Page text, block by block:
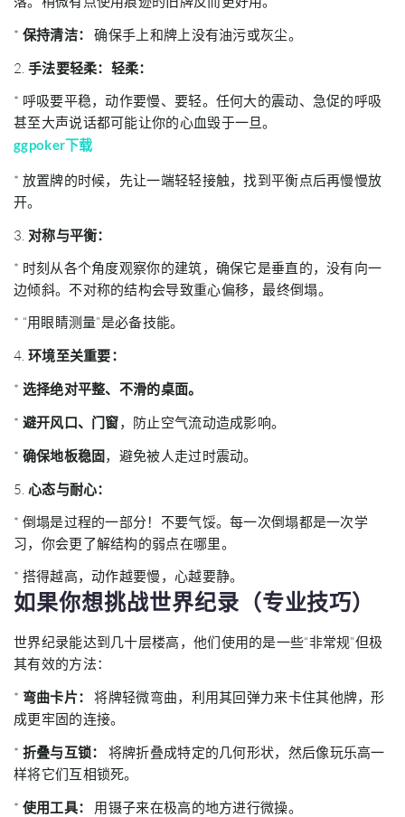
* 保持清洁：
确保手上和牌上没有油污或灰尘。
2. 手法要轻柔：轻柔：
* 呼吸要平稳，动作要慢、要轻。任何大的震动、急促的呼吸
甚至大声说话都可能让你的心血毁于一旦。
ggpoker下载
* 放置牌的时候，先让一端轻轻接触，找到平衡点后再慢慢放
开。
3. 对称与平衡：
* 时刻从各个角度观察你的建筑，确保它是垂直的，没有向一
边倾斜。不对称的结构会导致重心偏移，最终倒塌。
* “用眼睛测量”是必备技能。
4. 环境至关重要：
* 选择绝对平整、不滑的桌面。
* 避开风口、门窗，防止空气流动造成影响。
* 确保地板稳固，避免被人走过时震动。
5. 心态与耐心：
* 倒塌是过程的一部分！不要气馁。每一次倒塌都是一次学
习，你会更了解结构的弱点在哪里。
* 搭得越高，动作越要慢，心越要静。
如果你想挑战世界纪录（专业技巧）
世界纪录能达到几十层楼高，他们使用的是一些“非常规”但极
其有效的方法：
* 弯曲卡片：
将牌轻微弯曲，利用其回弹力来卡住其他牌，形
成更牢固的连接。
* 折叠与互锁：
将牌折叠成特定的几何形状，然后像玩乐高一
样将它们互相锁死。
* 使用工具：
用镊子来在极高的地方进行微操。